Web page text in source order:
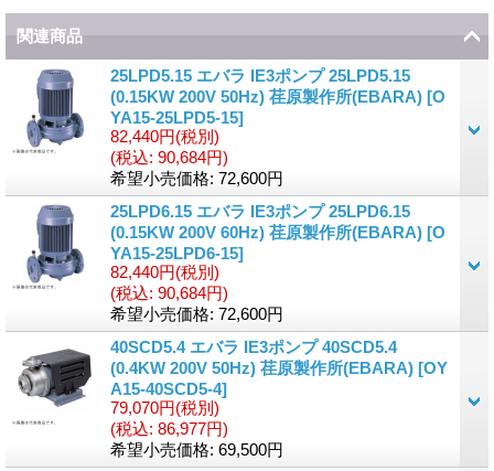
関連商品
25LPD5.15 エバラ IE3ポンプ 25LPD5.15
(0.15KW 200V 50Hz) 荏原製作所(EBARA) [O
YA15-25LPD5-15]
82,440円(税別)
(税込: 90,684円)
希望小売価格: 72,600円
25LPD6.15 エバラ IE3ポンプ 25LPD6.15
(0.15KW 200V 60Hz) 荏原製作所(EBARA) [O
YA15-25LPD6-15]
82,440円(税別)
(税込: 90,684円)
希望小売価格: 72,600円
40SCD5.4 エバラ IE3ポンプ 40SCD5.4
(0.4KW 200V 50Hz) 荏原製作所(EBARA) [OY
A15-40SCD5-4]
79,070円(税別)
(税込: 86,977円)
希望小売価格: 69,500円